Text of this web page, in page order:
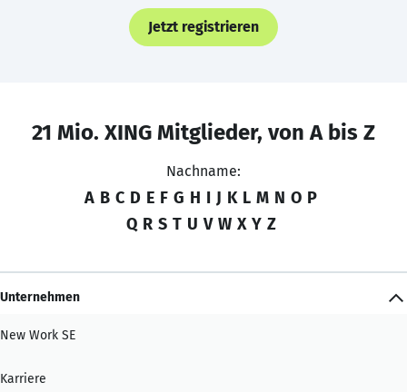
Jetzt registrieren
21 Mio. XING Mitglieder, von A bis Z
Nachname:
A B C D E F G H I J K L M N O P
Q R S T U V W X Y Z
Unternehmen
New Work SE
Karriere